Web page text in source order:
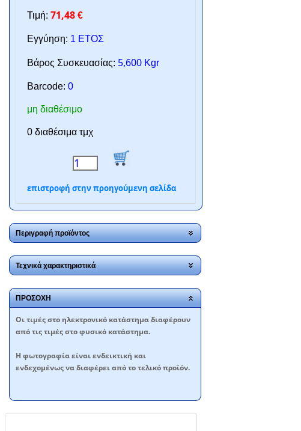
Τιμή: 71,48 €
Εγγύηση: 1 ΕΤΟΣ
Βάρος Συσκευασίας: 5,600 Kgr
Barcode: 0
μη διαθέσιμο
0 διαθέσιμα τμχ
επιστροφή στην προηγούμενη σελίδα
Περιγραφή προϊόντος
Τεχνικά χαρακτηριστικά
ΠΡΟΣΟΧΗ
Oι τιμές στο ηλεκτρονικό κατάστημα διαφέρουν
από τις τιμές στο φυσικό κατάστημα.
Η φωτογραφία είναι ενδεικτική και
ενδεχομένως να διαφέρει από το τελικό προϊόν.